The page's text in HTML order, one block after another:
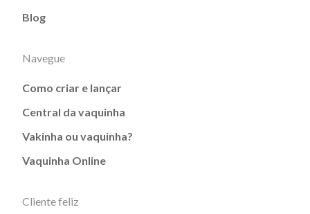
Blog
Navegue
Como criar e lançar
Central da vaquinha
Vakinha ou vaquinha?
Vaquinha Online
Cliente feliz